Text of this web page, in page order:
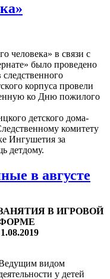
человека» в связи с
было проведено
корпуса провели
ко Дню пожилого
детского дома-
комитету
Ингушетия за
детдому.
в августе
В ИГРОВОЙ
1.08.2019
видом
у детей